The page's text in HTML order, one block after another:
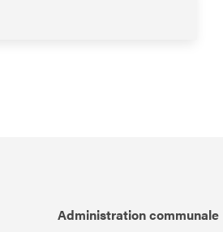
Administration communale